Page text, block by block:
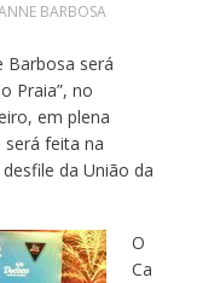
BARBOSA
Barbosa será
Praia”, no
em plena
será feita na
da União da
O
Ca